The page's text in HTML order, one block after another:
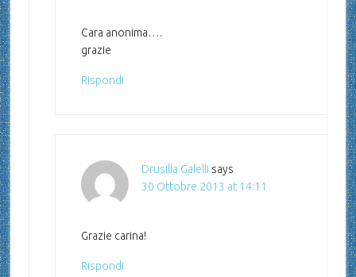
Cara anonima….
grazie
Rispondi
Drusilla Galelli says
30 Ottobre 2013 at 14:11
Grazie carina!
Rispondi